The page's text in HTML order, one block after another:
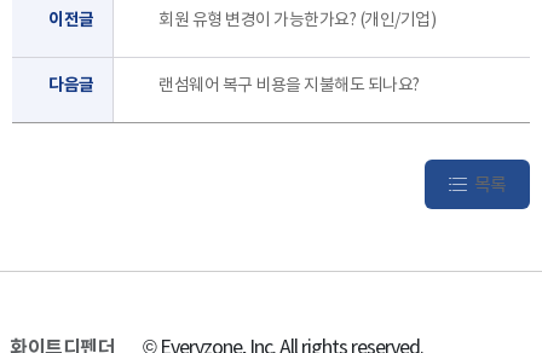
이전글 회원 유형 변경이 가능한가요? (개인/기업)
다음글 랜섬웨어 복구 비용을 지불해도 되나요?
목록
화이트디펜더 © Everyzone, Inc. All rights reserved.